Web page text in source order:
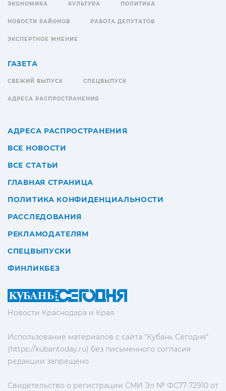
Новости Краснодара и Края
Использование материалов с сайта "Кубань Сегодня"
(https://kubantoday.ru) без письменного согласия
редакции запрещено
Свидетельство о регистрации СМИ Эл № ФС77-72910 от
ЭКОНОМИКА КУЛЬТУРА ПОЛИТИКА
НОВОСТИ РАЙОНОВ РАБОТА ДЕПУТАТОВ
ЭКСПЕРТНОЕ МНЕНИЕ
ГАЗЕТА
СВЕЖИЙ ВЫПУСК СПЕЦВЫПУСК
АДРЕСА РАСПРОСТРАНЕНИЯ
АДРЕСА РАСПРОСТРАНЕНИЯ
ВСЕ НОВОСТИ
ВСЕ СТАТЬИ
ГЛАВНАЯ СТРАНИЦА
ПОЛИТИКА КОНФИДЕНЦИАЛЬНОСТИ
РАССЛЕДОВАНИЯ
РЕКЛАМОДАТЕЛЯМ
СПЕЦВЫПУСКИ
ФИНЛИКБЕЗ